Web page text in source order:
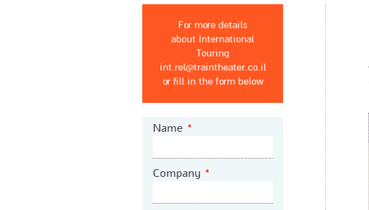
For more details
about International
Touring
int.rel@traintheater.co.il
or fill in the form below
Name *
Company *